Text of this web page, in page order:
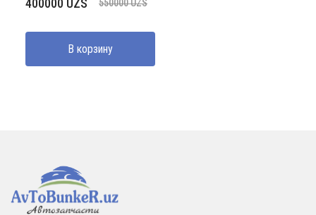
550000UZS
составляла
550000 UZS.
400000 UZS
400000 UZS.
В корзину